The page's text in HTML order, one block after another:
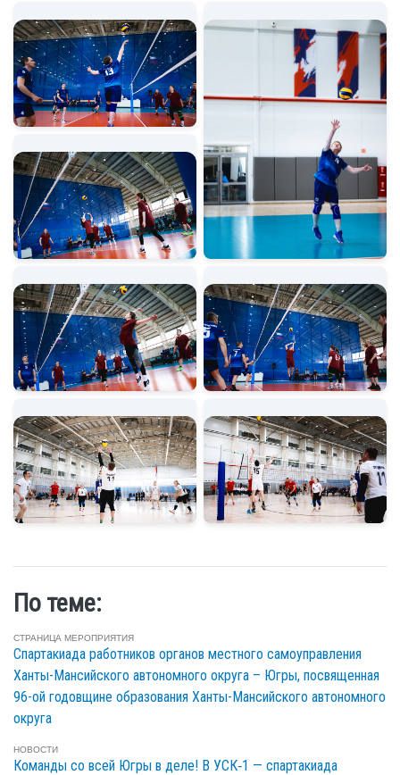
По теме:
СТРАНИЦА МЕРОПРИЯТИЯ
Спартакиада работников органов местного самоуправления
Ханты-Мансийского автономного округа – Югры, посвященная
96-ой годовщине образования Ханты-Мансийского автономного
округа
НОВОСТИ
Команды со всей Югры в деле! В УСК‑1 — спартакиада